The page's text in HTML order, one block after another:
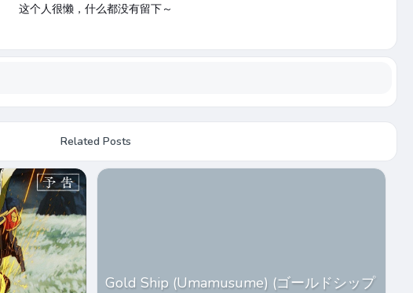
这个人很懒，什么都没有留下～
Related Posts
Gold Ship (Umamusume) (ゴールドシップ